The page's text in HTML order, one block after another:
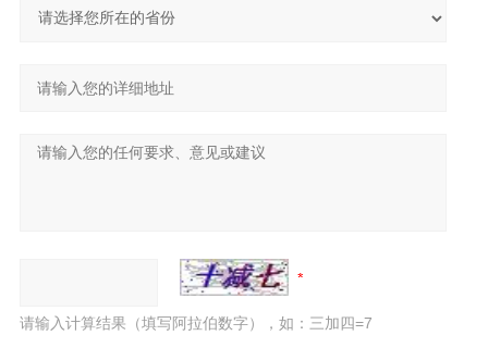
请输入计算结果（填写阿拉伯数字），如：三加四=7